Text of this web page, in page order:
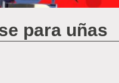
para uñas